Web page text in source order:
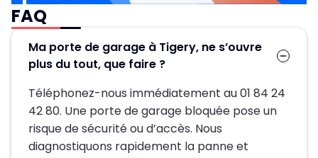
FAQ
Ma porte de garage à Tigery, ne s’ouvre
plus du tout, que faire ?
Téléphonez-nous immédiatement au 01 84 24
42 80. Une porte de garage bloquée pose un
risque de sécurité ou d’accès. Nous
diagnostiquons rapidement la panne et